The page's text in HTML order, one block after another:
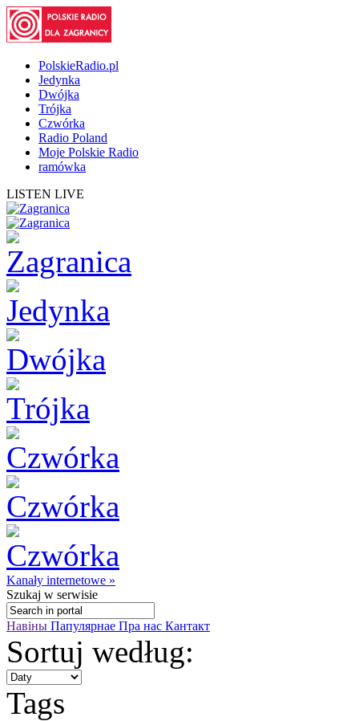
PolskieRadio.pl
Jedynka
Dwójka
Trójka
Czwórka
Radio Poland
Moje Polskie Radio
ramówka
LISTEN LIVE
Kanały internetowe »
Szukaj w serwisie
Навіны Папулярнае Пра нас Кантакт
Sortuj według:
Tags